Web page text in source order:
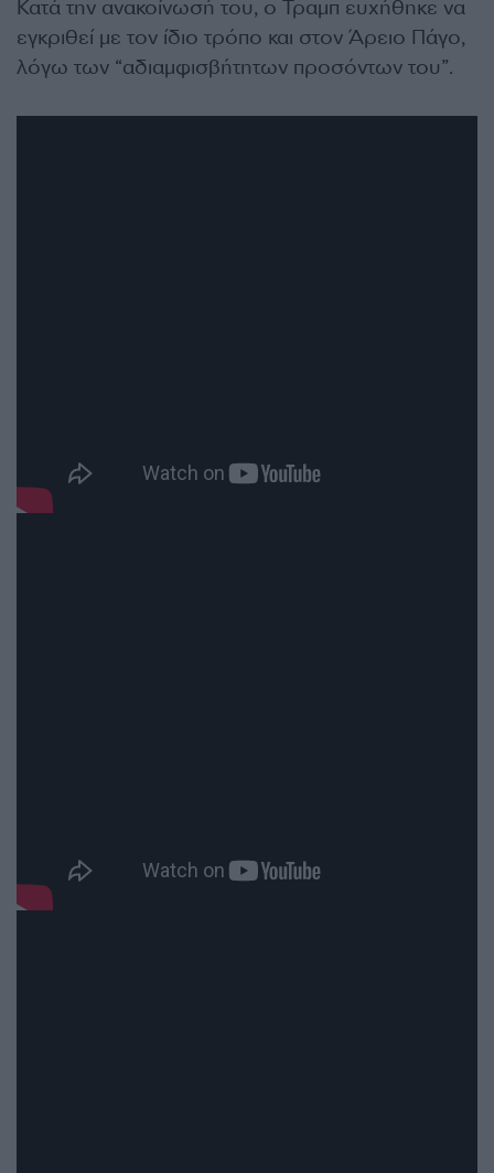
Κατά την ανακοίνωσή του, ο Τραμπ ευχήθηκε να
εγκριθεί με τον ίδιο τρόπο και στον Άρειο Πάγο,
λόγω των “αδιαμφισβήτητων προσόντων του”.